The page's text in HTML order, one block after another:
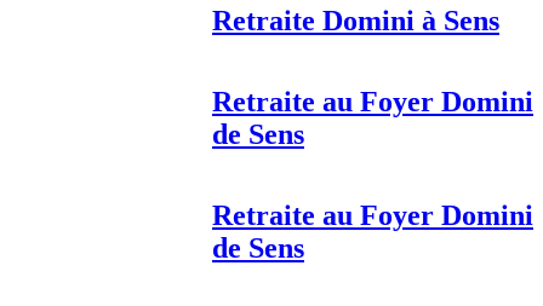
Retraite Domini à Sens
Retraite au Foyer Domini
de Sens
Retraite au Foyer Domini
de Sens